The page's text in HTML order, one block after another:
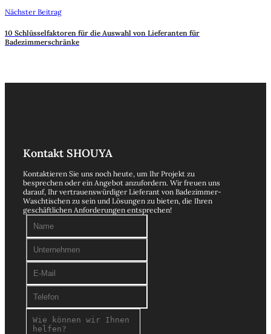
Nächster Beitrag
10 Schlüsselfaktoren für die Auswahl von Lieferanten für
Badezimmerschränke
Kontakt SHOUYA
Kontaktieren Sie uns noch heute, um Ihr Projekt zu
besprechen oder ein Angebot anzufordern. Wir freuen uns
darauf, Ihr vertrauenswürdiger Lieferant von Badezimmer-
Waschtischen zu sein und Lösungen zu bieten, die Ihren
geschäftlichen Anforderungen entsprechen!